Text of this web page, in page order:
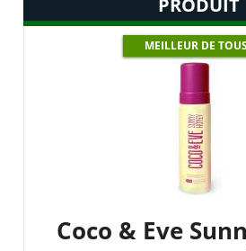
PRODUIT
MEILLEUR DE
Coco & Eve